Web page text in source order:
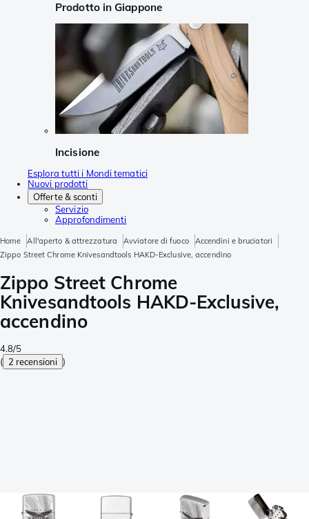
Prodotto in Giappone
Incisione
Esplora tutti i Mondi tematici
Nuovi prodotti
Offerte & sconti
Servizio
Approfondimenti
Home All'aperto & attrezzatura Avviatore di fuoco
Accendini e bruciatori
Zippo Street Chrome Knivesandtools HAKD-Exclusive, accendino
Zippo Street Chrome
Knivesandtools HAKD-Exclusive,
accendino
4.8/5
( 2 recensioni )